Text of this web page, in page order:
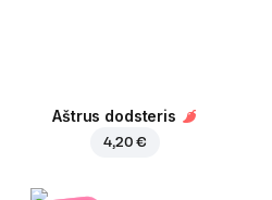
Aštrus dodsteris
4,20 €